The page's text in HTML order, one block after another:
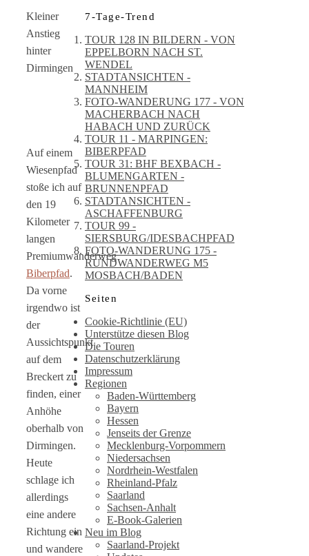
Kleiner
Anstieg
hinter
Dirmingen
Auf einem
Wiesenpfad
stoße ich auf
den 19
Kilometer
langen
Premiumwanderweg
Biberpfad.
Da vorne
irgendwo ist
der
Aussichtspunkt
auf dem
Breckert zu
finden, einer
Anhöhe
oberhalb von
Dirmingen.
Heute
schlage ich
allerdings
eine andere
Richtung ein
und wandere
7-Tage-Trend
TOUR 128 IN BILDERN - VON
EPPELBORN NACH ST.
WENDEL
STADTANSICHTEN -
MANNHEIM
FOTO-WANDERUNG 177 - VON
MACHERBACH NACH
HABACH UND ZURÜCK
TOUR 11 - MARPINGEN:
BIBERPFAD
TOUR 31: BHF BEXBACH -
BLUMENGARTEN -
BRUNNENPFAD
STADTANSICHTEN -
ASCHAFFENBURG
TOUR 99 -
SIERSBURG/IDESBACHPFAD
FOTO-WANDERUNG 175 -
RUNDWANDERWEG M5
MOSBACH/BADEN
Seiten
Cookie-Richtlinie (EU)
Unterstütze diesen Blog
Die Touren
Datenschutzerklärung
Impressum
Regionen
Baden-Württemberg
Bayern
Hessen
Jenseits der Grenze
Mecklenburg-Vorpommern
Niedersachsen
Nordrhein-Westfalen
Rheinland-Pfalz
Saarland
Sachsen-Anhalt
E-Book-Galerien
Neu im Blog
Saarland-Projekt